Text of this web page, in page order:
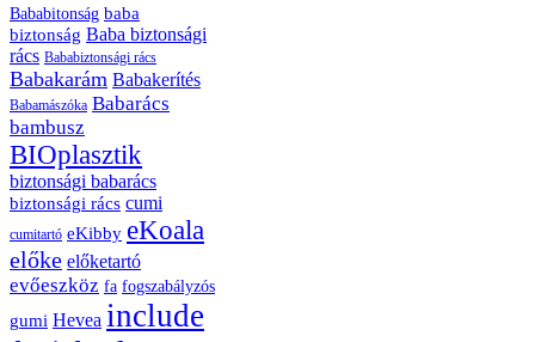
Bababitonság baba
biztonság Baba biztonsági
rács Bababiztonsági rács
Babakarám Babakerítés
Babamászóka Babarács
bambusz
BIOplasztik
biztonsági babarács
biztonsági rács cumi
cumitartó eKibby eKoala
előke előketartó
evőeszköz fa fogszabályzós
gumi Hevea include